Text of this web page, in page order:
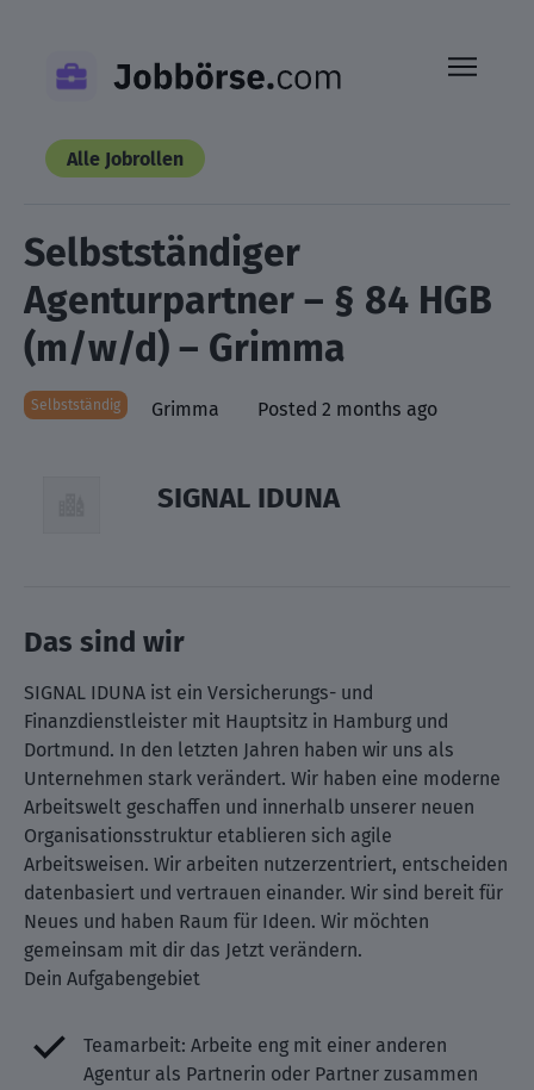
content
Alle Jobrollen
Selbstständiger
Agenturpartner – § 84 HGB
(m/w/d) – Grimma
Selbstständig Grimma Posted 2 months ago
SIGNAL IDUNA
Das sind wir
SIGNAL IDUNA ist ein Versicherungs- und
Finanzdienstleister mit Hauptsitz in Hamburg und
Dortmund. In den letzten Jahren haben wir uns als
Unternehmen stark verändert. Wir haben eine moderne
Arbeitswelt geschaffen und innerhalb unserer neuen
Organisationsstruktur etablieren sich agile
Arbeitsweisen. Wir arbeiten nutzerzentriert, entscheiden
datenbasiert und vertrauen einander. Wir sind bereit für
Neues und haben Raum für Ideen. Wir möchten
gemeinsam mit dir das Jetzt verändern.
Dein Aufgabengebiet
Teamarbeit: Arbeite eng mit einer anderen
Agentur als Partnerin oder Partner zusammen